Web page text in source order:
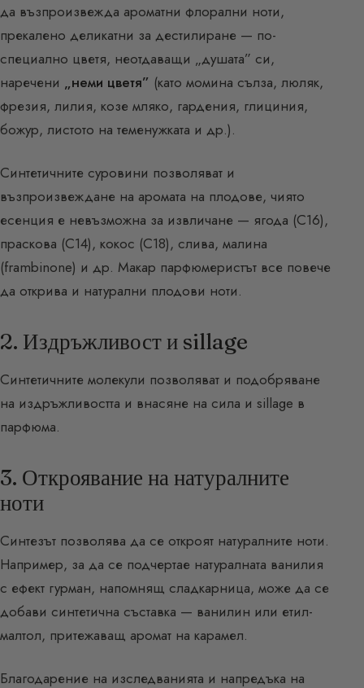
да възпроизвежда ароматни флорални ноти,
прекалено деликатни за дестилиране — по-
специално цветя, неотдаващи „душата” си,
наречени „неми цветя” (като момина сълза, люляк,
фрезия, лилия, козе мляко, гардения, глициния,
божур, листото на теменужката и др.).
Синтетичните суровини позволяват и
възпроизвеждане на аромата на плодове, чиято
есенция е невъзможна за извличане — ягода (C16),
праскова (C14), кокос (C18), слива, малина
(frambinone) и др. Макар парфюмеристът все повече
да открива и натурални плодови ноти.
2. Издръжливост и sillage
Синтетичните молекули позволяват и подобряване
на издръжливостта и внасяне на сила и sillage в
парфюма.
3. Откроявание на натуралните
ноти
Синтезът позволява да се откроят натуралните ноти.
Например, за да се подчертае натуралната ванилия
с ефект гурман, напомнящ сладкарница, може да се
добави синтетична съставка — ванилин или етил-
малтол, притежаващ аромат на карамел.
Благодарение на изследванията и напредъка на